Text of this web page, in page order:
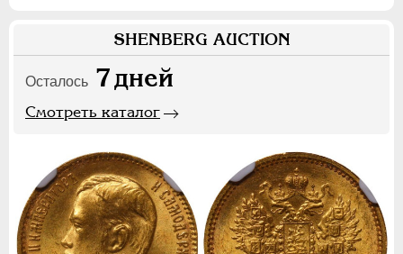
SHENBERG AUCTION
Осталось 7дней
Смотреть каталог